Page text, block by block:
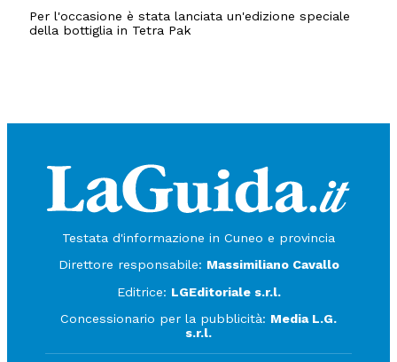
Per l'occasione è stata lanciata un'edizione speciale
della bottiglia in Tetra Pak
Testata d'informazione in Cuneo e provincia
Direttore responsabile: Massimiliano Cavallo
Editrice: LGEditoriale s.r.l.
Concessionario per la pubblicità: Media L.G.
s.r.l.